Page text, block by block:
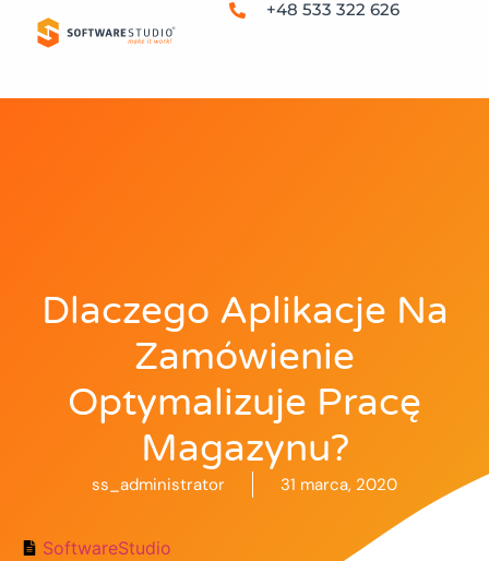
+48 533 322 626
Dlaczego Aplikacje Na
Zamówienie
Optymalizuje Pracę
Magazynu?
ss_administrator 31 marca, 2020
SoftwareStudio